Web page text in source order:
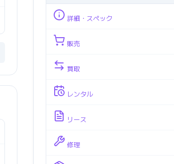
詳細・スペック
販売
買取
レンタル
リース
修理